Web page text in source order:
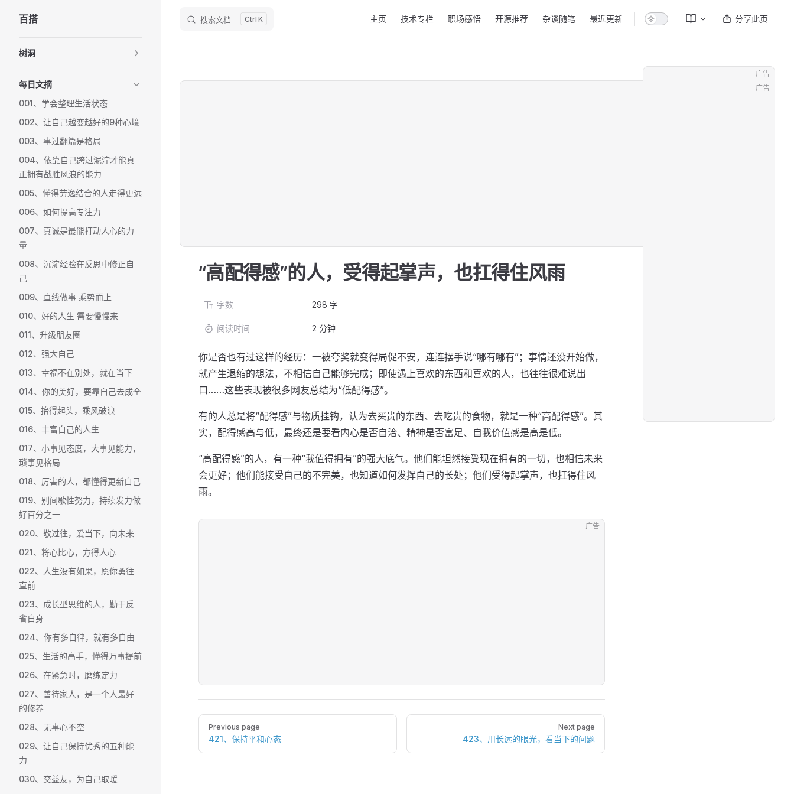
Skip to content
百搭 搜索文档 K 主页 技术专栏 职场感悟 开源推荐 杂谈随笔 最近更新 分享此页
树洞
每日文摘
001、学会整理生活状态
002、让自己越变越好的9种心境
003、事过翻篇是格局
004、依靠自己跨过泥泞才能真
正拥有战胜风浪的能力
005、懂得劳逸结合的人走得更远
006、如何提高专注力
007、真诚是最能打动人心的力
量
008、沉淀经验在反思中修正自
己
009、直线做事 乘势而上
010、好的人生 需要慢慢来
011、升级朋友圈
012、强大自己
013、幸福不在别处，就在当下
014、你的美好，要靠自己去成全
015、抬得起头，乘风破浪
016、丰富自己的人生
017、小事见态度，大事见能力，
琐事见格局
018、厉害的人，都懂得更新自己
019、别间歇性努力，持续发力做
好百分之一
020、敬过往，爱当下，向未来
021、将心比心，方得人心
022、人生没有如果，愿你勇往
直前
023、成长型思维的人，勤于反
省自身
024、你有多自律，就有多自由
025、生活的高手，懂得万事提前
026、在紧急时，磨练定力
027、善待家人，是一个人最好
的修养
028、无事心不空
029、让自己保持优秀的五种能
力
030、交益友，为自己取暖
广告
广告
“高配得感”的人，受得起掌声，也扛得住风雨
字数 298 字
阅读时间 2 分钟
你是否也有过这样的经历：一被夸奖就变得局促不安，连连摆手说“哪有哪有”；事情还没开始做，
就产生退缩的想法，不相信自己能够完成；即使遇上喜欢的东西和喜欢的人，也往往很难说出
口……这些表现被很多网友总结为“低配得感”。
有的人总是将“配得感”与物质挂钩，认为去买贵的东西、去吃贵的食物，就是一种“高配得感”。其
实，配得感高与低，最终还是要看内心是否自洽、精神是否富足、自我价值感是高是低。
“高配得感”的人，有一种“我值得拥有”的强大底气。他们能坦然接受现在拥有的一切，也相信未来
会更好；他们能接受自己的不完美，也知道如何发挥自己的长处；他们受得起掌声，也扛得住风
雨。
广告
Pager
Previous page
421、保持平和心态
Next page
423、用长远的眼光，看当下的问题